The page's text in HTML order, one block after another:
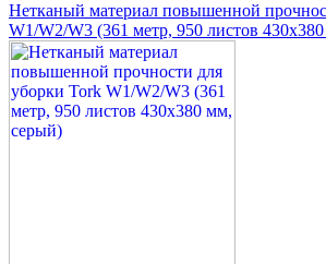
Нетканый материал повышенной
W1/W2/W3 (361 метр, 950 листов